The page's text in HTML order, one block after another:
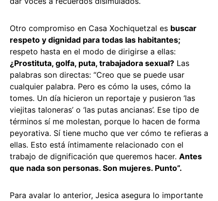
Otro compromiso en Casa Xochiquetzal es buscar
respeto y dignidad para todas las habitantes;
respeto hasta en el modo de dirigirse a ellas:
¿Prostituta, golfa, puta, trabajadora sexual? Las
palabras son directas: “Creo que se puede usar
cualquier palabra. Pero es cómo la uses, cómo la
tomes. Un día hicieron un reportaje y pusieron ‘las
viejitas taloneras’ o ‘las putas ancianas’. Ese tipo de
términos sí me molestan, porque lo hacen de forma
peyorativa. Sí tiene mucho que ver cómo te refieras a
ellas. Esto está íntimamente relacionado con el
trabajo de dignificación que queremos hacer. Antes
que nada son personas. Son mujeres. Punto”.
Para avalar lo anterior, Jesica asegura lo importante